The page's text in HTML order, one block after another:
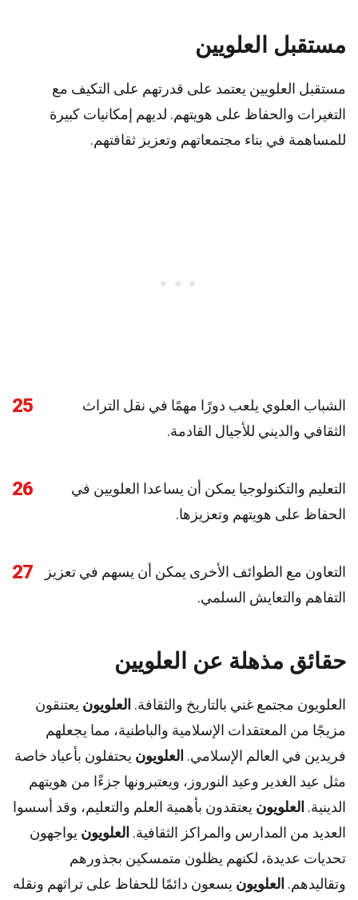
مستقبل العلويين
مستقبل العلويين يعتمد على قدرتهم على التكيف مع
التغيرات والحفاظ على هويتهم. لديهم إمكانيات كبيرة
للمساهمة في بناء مجتمعاتهم وتعزيز ثقافتهم.
25
الشباب العلوي يلعب دورًا مهمًا في نقل التراث
الثقافي والديني للأجيال القادمة.
26
التعليم والتكنولوجيا يمكن أن يساعدا العلويين في
الحفاظ على هويتهم وتعزيزها.
27
التعاون مع الطوائف الأخرى يمكن أن يسهم في تعزيز
التفاهم والتعايش السلمي.
حقائق مذهلة عن العلويين
العلويون مجتمع غني بالتاريخ والثقافة. العلويون يعتنقون
مزيجًا من المعتقدات الإسلامية والباطنية، مما يجعلهم
فريدين في العالم الإسلامي. العلويون يحتفلون بأعياد خاصة
مثل عيد الغدير وعيد النوروز، ويعتبرونها جزءًا من هويتهم
الدينية. العلويون يعتقدون بأهمية العلم والتعليم، وقد أسسوا
العديد من المدارس والمراكز الثقافية. العلويون يواجهون
تحديات عديدة، لكنهم يظلون متمسكين بجذورهم
وتقاليدهم. العلويون يسعون دائمًا للحفاظ على تراثهم ونقله